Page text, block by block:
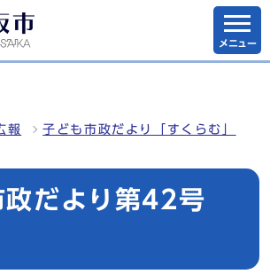
メニュー
報 子ども市政だより「すくらむ」
政だより第42号